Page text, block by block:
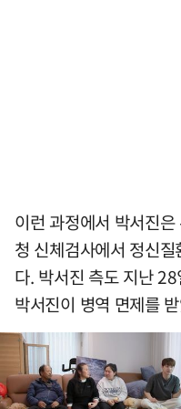
이런 과정에서 박서진
청 신체검사에서 정신
다. 박서진 측도 지난
박서진이 병역 면제를